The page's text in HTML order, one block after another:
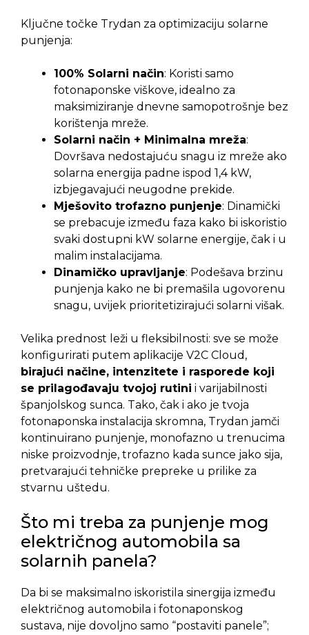
Ključne točke Trydan za optimizaciju solarne
punjenja:
100% Solarni način: Koristi samo
fotonaponske viškove, idealno za
maksimiziranje dnevne samopotrošnje bez
korištenja mreže.
Solarni način + Minimalna mreža:
Dovršava nedostajuću snagu iz mreže ako
solarna energija padne ispod 1,4 kW,
izbjegavajući neugodne prekide.
Mješovito trofazno punjenje: Dinamički
se prebacuje između faza kako bi iskoristio
svaki dostupni kW solarne energije, čak i u
malim instalacijama.
Dinamičko upravljanje: Podešava brzinu
punjenja kako ne bi premašila ugovorenu
snagu, uvijek prioritetizirajući solarni višak.
Velika prednost leži u fleksibilnosti: sve se može
konfigurirati putem aplikacije V2C Cloud,
birajući načine, intenzitete i rasporede koji
se prilagođavaju tvojoj rutini i varijabilnosti
španjolskog sunca. Tako, čak i ako je tvoja
fotonaponska instalacija skromna, Trydan jamči
kontinuirano punjenje, monofazno u trenucima
niske proizvodnje, trofazno kada sunce jako sija,
pretvarajući tehničke prepreke u prilike za
stvarnu uštedu.
Što mi treba za punjenje mog
električnog automobila sa
solarnih panela?
Da bi se maksimalno iskoristila sinergija između
električnog automobila i fotonaponskog
sustava, nije dovoljno samo “postaviti panele”;